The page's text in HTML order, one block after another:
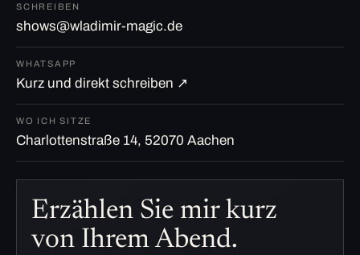
SCHREIBEN
shows@wladimir-magic.de
WHATSAPP
Kurz und direkt schreiben ↗
WO ICH SITZE
Charlottenstraße 14, 52070 Aachen
Erzählen Sie mir kurz
von Ihrem Abend.